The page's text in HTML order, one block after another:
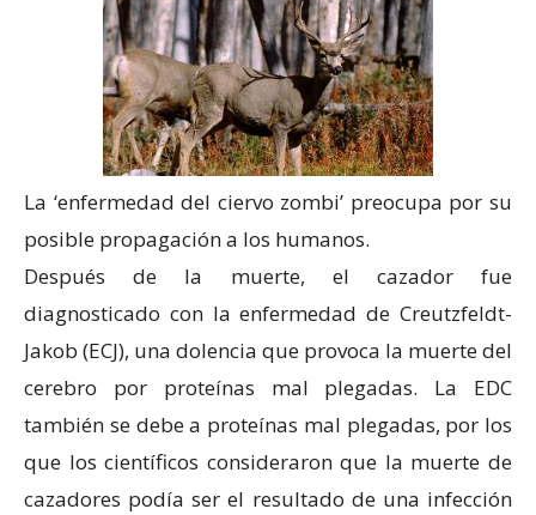
La ‘enfermedad del ciervo zombi’ preocupa por su
posible propagación a los humanos.
Después de la muerte, el cazador fue
diagnosticado con la enfermedad de Creutzfeldt-
Jakob (ECJ), una dolencia que provoca la muerte del
cerebro por proteínas mal plegadas. La EDC
también se debe a proteínas mal plegadas, por los
que los científicos consideraron que la muerte de
cazadores podía ser el resultado de una infección